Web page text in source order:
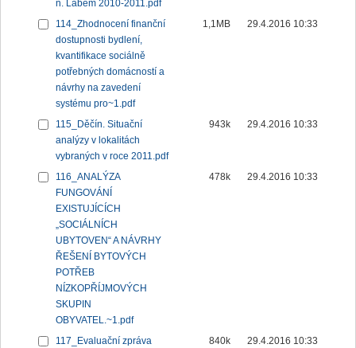
n. Labem 2010-2011.pdf
114_Zhodnocení finanční
dostupnosti bydlení,
kvantifikace sociálně
potřebných domácností a
návrhy na zavedení
systému pro~1.pdf
1,1MB 29.4.2016 10:33
115_Děčín. Situační
analýzy v lokalitách
vybraných v roce 2011.pdf
943k 29.4.2016 10:33
116_ANALÝZA
FUNGOVÁNÍ
EXISTUJÍCÍCH
„SOCIÁLNÍCH
UBYTOVEN“ A NÁVRHY
ŘEŠENÍ BYTOVÝCH
POTŘEB
NÍZKOPŘÍJMOVÝCH
SKUPIN
OBYVATEL.~1.pdf
478k 29.4.2016 10:33
117_Evaluační zpráva
840k 29.4.2016 10:33